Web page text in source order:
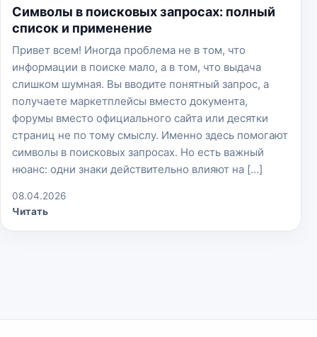
Символы в поисковых запросах: полный
список и применение
Привет всем! Иногда проблема не в том, что
информации в поиске мало, а в том, что выдача
слишком шумная. Вы вводите понятный запрос, а
получаете маркетплейсы вместо документа,
форумы вместо официального сайта или десятки
страниц не по тому смыслу. Именно здесь помогают
символы в поисковых запросах. Но есть важный
нюанс: одни знаки действительно влияют на […]
08.04.2026
Читать